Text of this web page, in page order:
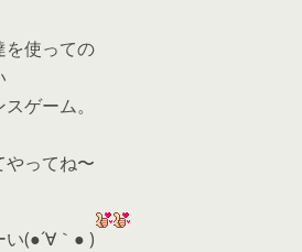
を使っての
ゲーム。
ってね〜
(●´∀｀● )